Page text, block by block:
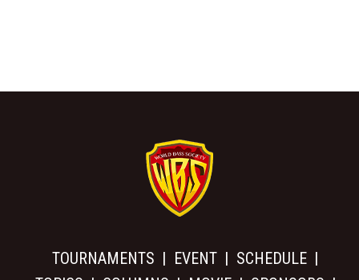
TOURNAMENTS EVENT
SCHEDULE